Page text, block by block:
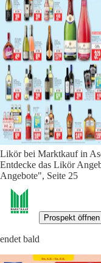
Likör bei Marktkauf in
Entdecke das Likör
Angebote", Seite 25
Prospekt öffnen
endet bald